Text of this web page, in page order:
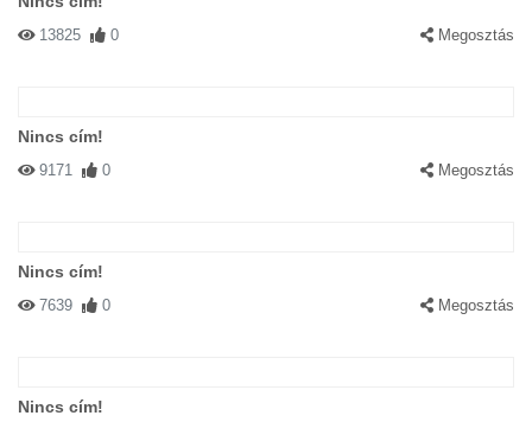
13825 0 Megosztás
Nincs cím!
9171 0 Megosztás
Nincs cím!
7639 0 Megosztás
Nincs cím!